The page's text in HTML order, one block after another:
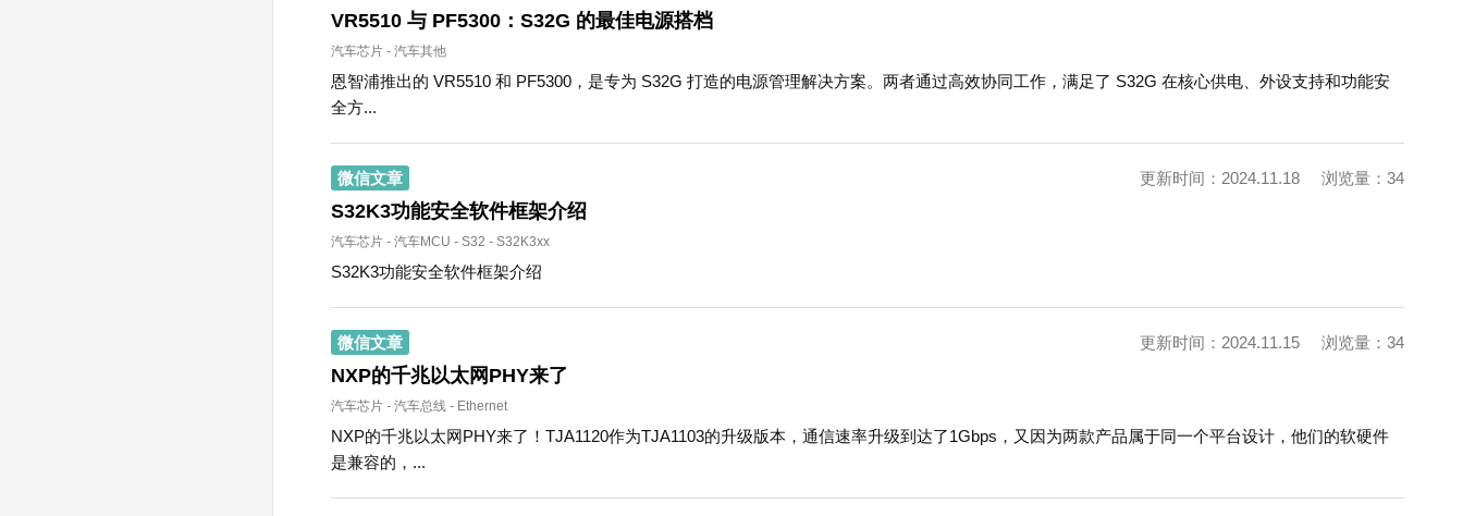
VR5510 与 PF5300：S32G 的最佳电源搭档
汽车芯片 - 汽车其他
恩智浦推出的 VR5510 和 PF5300，是专为 S32G 打造的电源管理解决方案。两者通过高效协同工作，满足了 S32G 在核心供电、外设支持和功能安
全方...
微信文章 浏览量：34
更新时间：2024.11.18
S32K3功能安全软件框架介绍
汽车芯片 - 汽车MCU - S32 - S32K3xx
S32K3功能安全软件框架介绍
微信文章 浏览量：34
更新时间：2024.11.15
NXP的千兆以太网PHY来了
汽车芯片 - 汽车总线 - Ethernet
NXP的千兆以太网PHY来了！TJA1120作为TJA1103的升级版本，通信速率升级到达了1Gbps，又因为两款产品属于同一个平台设计，他们的软硬件
是兼容的，...